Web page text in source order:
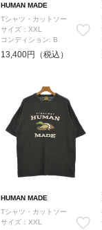
HUMAN MADE
Tシャツ・カットソー
サイズ：XXL
コンディション: B
13,400円（税込）
HUMAN MADE
Tシャツ・カットソー
サイズ：XXL